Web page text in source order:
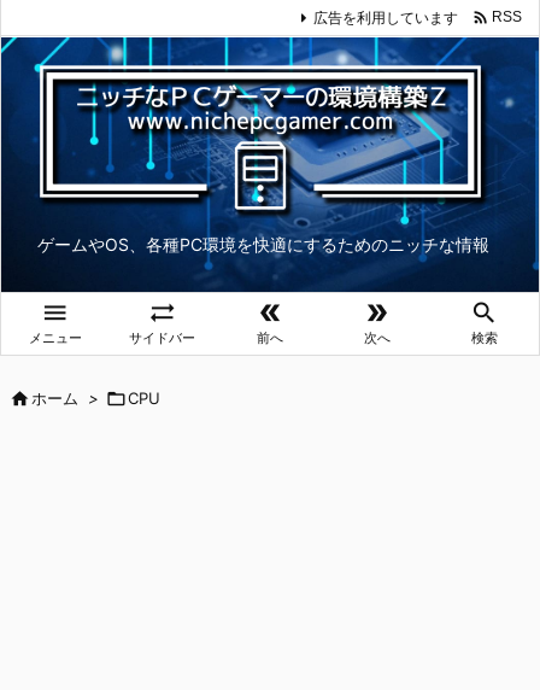
ゲームやOS、各種PC環境を快適にするためのニッチな情報

メニュー

サイドバー

前へ

次へ

検索
広告を利用しています  RSS
ホーム > CPU